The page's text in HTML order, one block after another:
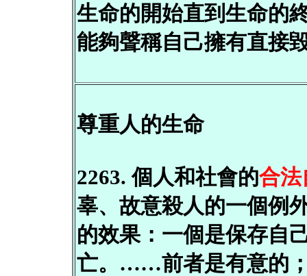
生命的開始直到生命的
能夠聲稱自己擁有直接
尊重人的生命
2263. 個人和社會的合法
辜、故意殺人的一個例
的效果：一個是保存自
亡。……前者是有意的